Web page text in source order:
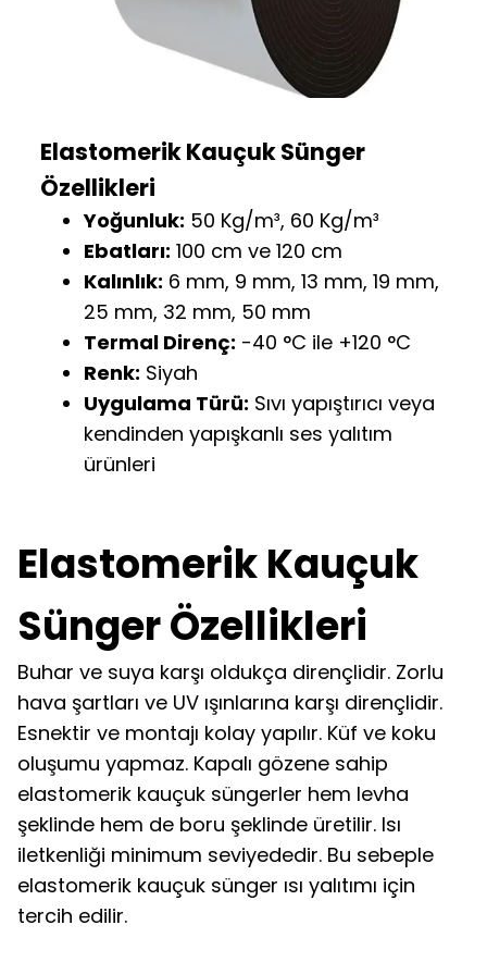
Elastomerik Kauçuk Sünger
Özellikleri
Yoğunluk: 50 Kg/m³, 60 Kg/m³
Ebatları: 100 cm ve 120 cm
Kalınlık: 6 mm, 9 mm, 13 mm, 19 mm,
25 mm, 32 mm, 50 mm
Termal Direnç: -40 °C ile +120 °C
Renk: Siyah
Uygulama Türü: Sıvı yapıştırıcı veya
kendinden yapışkanlı ses yalıtım
ürünleri
Elastomerik Kauçuk
Sünger Özellikleri
Buhar ve suya karşı oldukça dirençlidir. Zorlu
hava şartları ve UV ışınlarına karşı dirençlidir.
Esnektir ve montajı kolay yapılır. Küf ve koku
oluşumu yapmaz. Kapalı gözene sahip
elastomerik kauçuk süngerler hem levha
şeklinde hem de boru şeklinde üretilir. Isı
iletkenliği minimum seviyededir. Bu sebeple
elastomerik kauçuk sünger ısı yalıtımı için
tercih edilir.